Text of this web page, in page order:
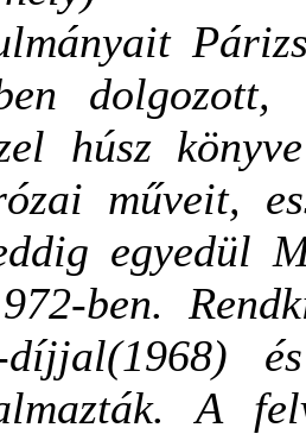
húsz
műveit,
egyedül
ben.
díjjal(1968)
A